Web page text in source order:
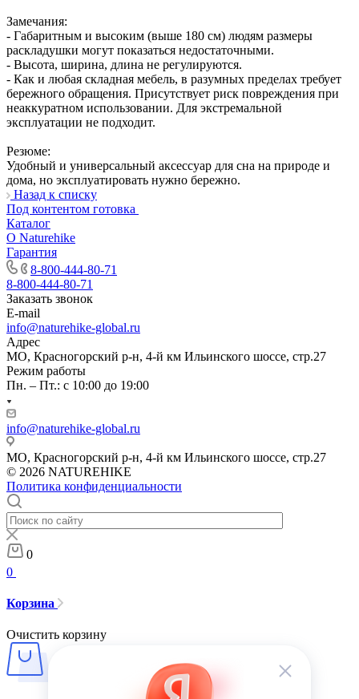
Замечания:
- Габаритным и высоким (выше 180 см) людям размеры
раскладушки могут показаться недостаточными.
- Высота, ширина, длина не регулируются.
- Как и любая складная мебель, в разумных пределах требует
бережного обращения. Присутствует риск повреждения при
неаккуратном использовании. Для экстремальной
эксплуатации не подходит.
Резюме:
Удобный и универсальный аксессуар для сна на природе и
дома, но эксплуатировать нужно бережно.
Назад к списку
Под контентом готовка
Каталог
О Naturehike
Гарантия
8-800-444-80-71
8-800-444-80-71
Заказать звонок
E-mail
info@naturehike-global.ru
Адрес
МО, Красногорский р-н, 4-й км Ильинского шоссе, стр.27
Режим работы
Пн. – Пт.: с 10:00 до 19:00
info@naturehike-global.ru
МО, Красногорский р-н, 4-й км Ильинского шоссе, стр.27
© 2026 NATUREHIKE
Политика конфиденциальности
0
0
Корзина
Очистить корзину